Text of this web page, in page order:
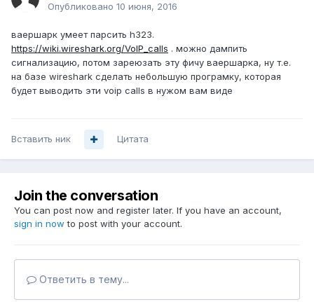
Опубликовано 10 июня, 2016
ваершарк умеет парсить h323.
https://wiki.wireshark.org/VoIP_calls . можно дампить
сигнализацию, потом зареюзать эту фичу ваершарка, ну т.е.
на базе wireshark сделать небольшую програмку, которая
будет выводить эти voip calls в нужом вам виде
Вставить ник Цитата
Join the conversation
You can post now and register later. If you have an account,
sign in now to post with your account.
Ответить в тему...